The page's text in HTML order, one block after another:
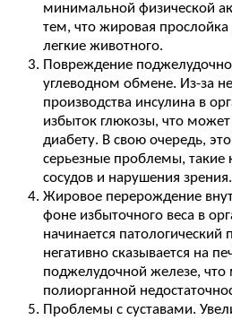
минимальной физической
тем, что жировая
легкие животного.
Повреждение
углеводном обмене. Из-за
производства инсулина в
избыток глюкозы, что
диабету. В свою очередь,
серьезные проблемы, такие
сосудов и нарушения зрения.
Жировое перерождение
фоне избыточного веса в
начинается патологический
негативно сказывается на
поджелудочной железе, что
полиорганной
Проблемы с суставами.